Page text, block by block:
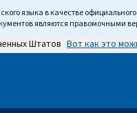
языка в качестве
являются правомочными
Штатов Вот как это